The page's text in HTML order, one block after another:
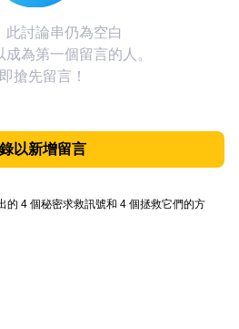
此討論串仍為空白
成為第一個留言的人。
搶先留言！
以新增留言
的 4 個秘密求救訊號和 4 個拯救它們的方